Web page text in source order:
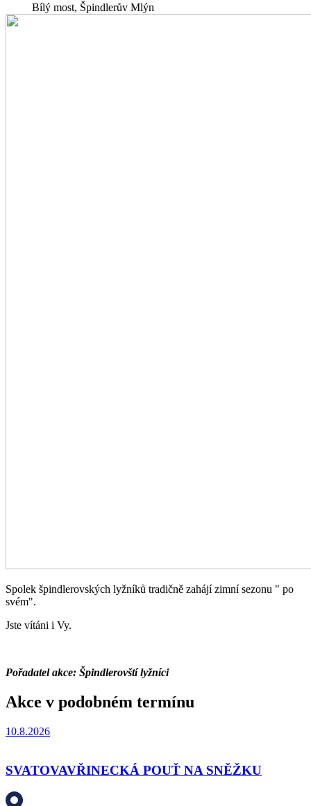
Bílý most, Špindlerův Mlýn
Spolek špindlerovských lyžníků tradičně zahájí zimní sezonu " po
svém".
Jste vítáni i Vy.
Pořadatel akce: Špindlerovští lyžníci
Akce v podobném termínu
10.8.2026
SVATOVAVŘINECKÁ POUŤ NA SNĚŽKU